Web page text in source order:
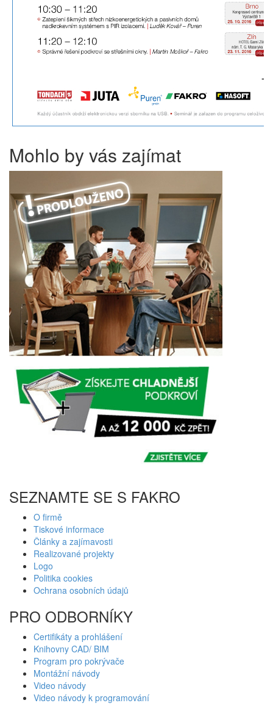
Mohlo by vás zajímat
SEZNAMTE SE S FAKRO
O firmě
Tiskové informace
Články a zajímavosti
Realizované projekty
Logo
Politika cookies
Ochrana osobních údajů
PRO ODBORNÍKY
Certifikáty a prohlášení
Knihovny CAD/ BIM
Program pro pokrývače
Montážní návody
Video návody
Video návody k programování